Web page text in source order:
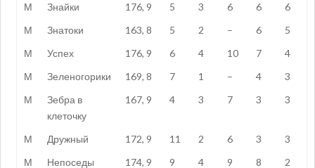
М
Знайки 176, 9 5 3 6 6
6
М
Знатоки 163, 8 5 2 – 6
5
М
Успех 176, 9 6 4 10 7
4
М
Зеленогорики 169, 8 7 1 – 4
3
М
Зебра в
клеточку
167, 9 4 3 7 3 3
М Дружный 172, 9 11 2 6 3
3
М
Непоседы
174, 9 9 4 9 8 2